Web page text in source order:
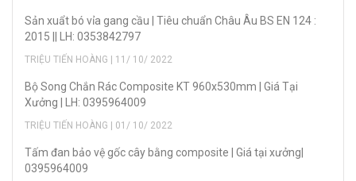
Sản xuẩt bó vỉa gang cầu | Tiêu chuẩn Châu Âu BS EN 124 :
2015 || LH: 0353842797
TRIỆU TIẾN HOÀNG | 11/ 10/ 2022
Bộ Song Chắn Rác Composite KT 960x530mm | Giá Tại
Xưởng | LH: 0395964009
TRIỆU TIẾN HOÀNG | 01/ 10/ 2022
Tấm đan bảo vệ gốc cây bằng composite | Giá tại xưởng|
0395964009